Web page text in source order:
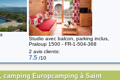
Studio avec balcon, parking inclus,
Praloup 1500 - FR-1-504-368
2 avis clients:
7.5 /10
camping Europcamping à Saint